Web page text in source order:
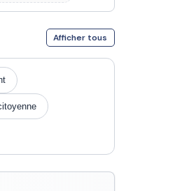
Afficher tous